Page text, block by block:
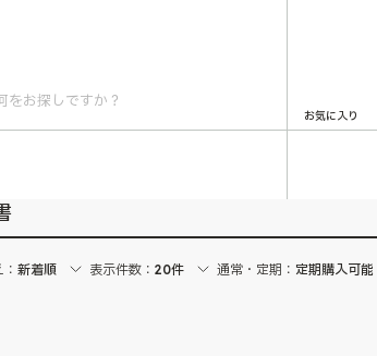
お気に入り
新着順 表示件数： 20件 通常・定期： 定期購入可能